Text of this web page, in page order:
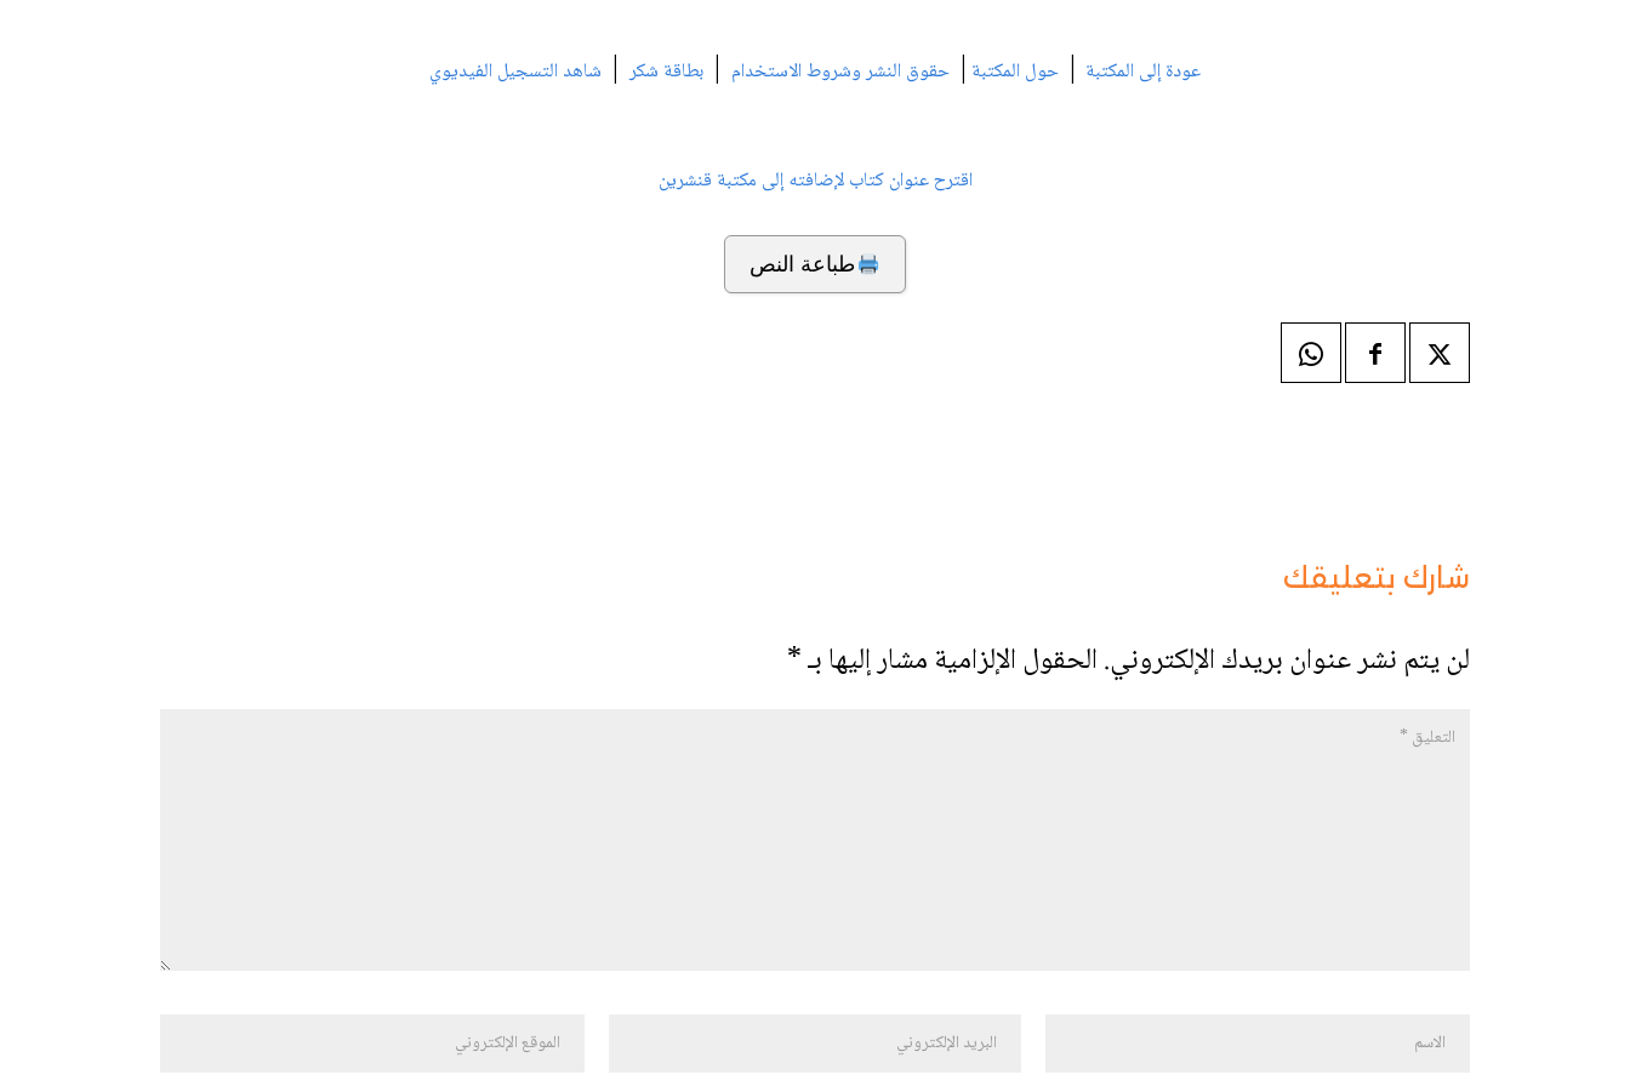
عودة إلى المكتبة | حول المكتبة | حقوق النشر وشروط الاستخدام | بطاقة شكر| شاهد التسجيل الفيديوي
اقترح عنوان كتاب لإضافته إلى مكتبة قنشرين
طباعة النص
شارك بتعليقك
لن يتم نشر عنوان بريدك الإلكتروني.الحقول الإلزامية مشار إليها بـ*